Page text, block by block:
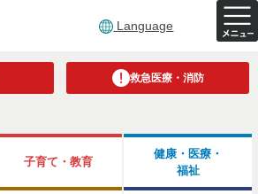
Language
救急医療・消防
子育て・教育
健康・医療・
福祉